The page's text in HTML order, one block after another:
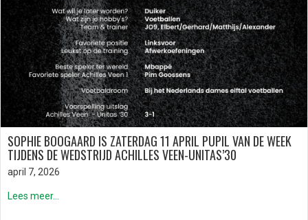
SOPHIE BOOGAARD IS ZATERDAG 11 APRIL PUPIL VAN DE WEEK
TIJDENS DE WEDSTRIJD ACHILLES VEEN-UNITAS’30
april 7, 2026
Lees meer...